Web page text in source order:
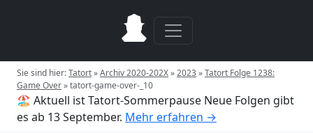
Sie sind hier:Tatort»Archiv 2020-202X»2023»Tatort Folge 1238:
Game Over»tatort-game-over-_10
🏖️ Aktuell ist Tatort-Sommerpause Neue Folgen gibt
es ab 13 September. Mehr erfahren →